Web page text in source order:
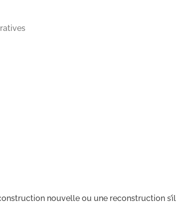
nouvelle ou une reconstruction s’il